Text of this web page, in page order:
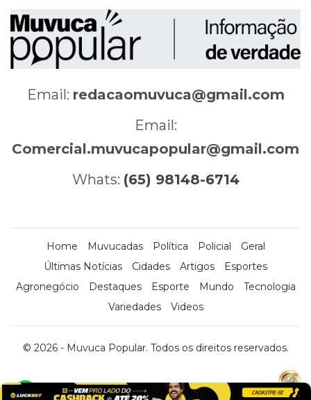
x
Email: redacaomuvuca@gmail.com
Email:
Comercial.muvucapopular@gmail.com
Whats: (65) 98148-6714
Home Muvucadas Política Policial
Geral
Últimas Notícias
Cidades Artigos
Esportes
Agronegócio
Destaques Esporte Mundo
Tecnologia
Variedades
Videos
© 2026 - Muvuca Popular. Todos os direitos reservados.